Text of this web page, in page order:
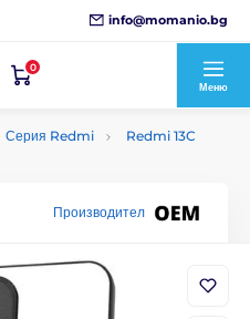
info@momanio.bg
0
Меню
Серия Redmi
Redmi 13C
Производител